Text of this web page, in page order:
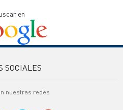
en
SOCIALES
nuestras redes